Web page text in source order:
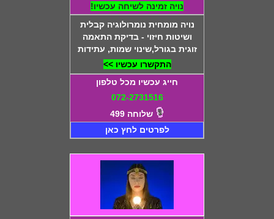
נויה זמינה לשיחה עכשיו!
נויה מומחית נומרולוגיה קבלית
ושיטות חיזוי - בדיקת התאמה
זוגית בגורל,שינוי שמות, עתידות
התקשרו עכשיו >>
חייג עכשיו מכל טלפון
072-2731516
שלוחה 499
לפרטים לחץ כאן